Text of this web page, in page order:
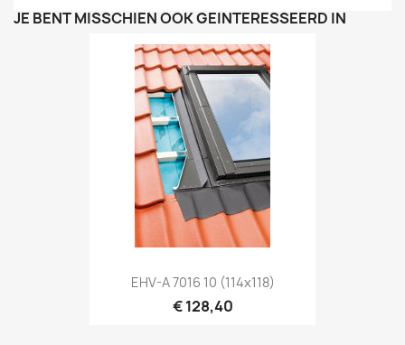
JE BENT MISSCHIEN OOK GEÏNTERESSEERD IN
Snel bekijken
EHV-A 7016 10 (114x118)
€ 128,40